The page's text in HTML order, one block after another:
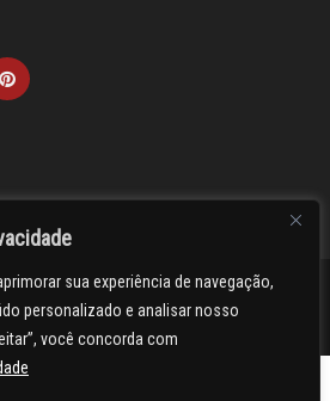
sua experiência de navegação,
personalizado e analisar nosso
você concorda com